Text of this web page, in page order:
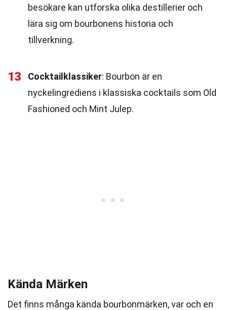
besökare kan utforska olika destillerier och
lära sig om bourbonens historia och
tillverkning.
13 Cocktailklassiker: Bourbon är en
nyckelingrediens i klassiska cocktails som Old
Fashioned och Mint Julep.
Kända Märken
Det finns många kända bourbonmärken, var och en